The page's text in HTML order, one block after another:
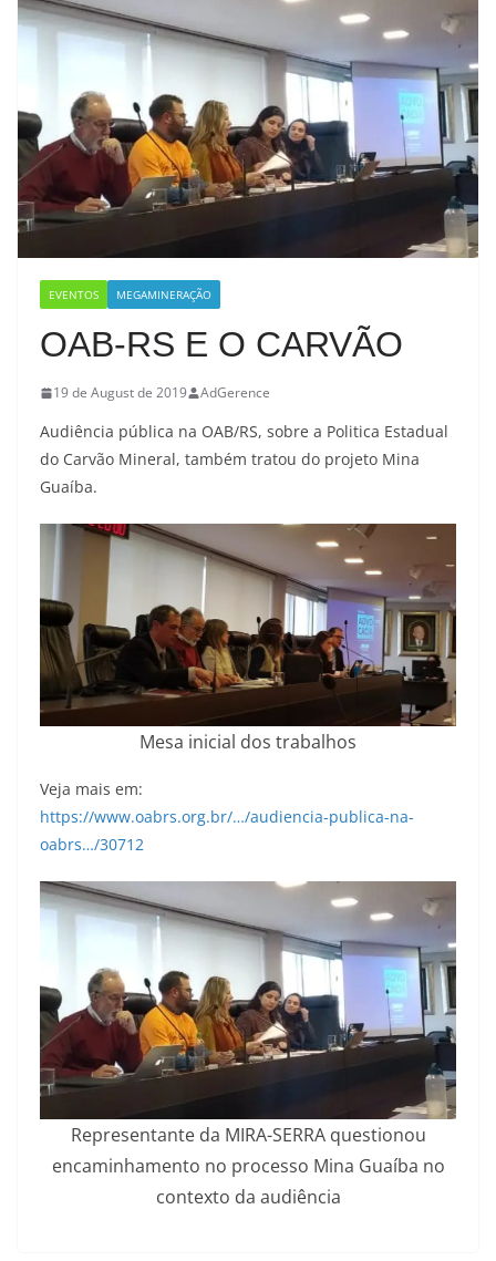
EVENTOS MEGAMINERAÇÃO
OAB-RS E O CARVÃO
19 de August de 2019 AdGerence
Audiência pública na OAB/RS, sobre a Politica Estadual
do Carvão Mineral, também tratou do projeto Mina
Guaíba.
Mesa inicial dos trabalhos
Veja mais em:
https://www.oabrs.org.br/…/audiencia-publica-na-
oabrs…/30712
Representante da MIRA-SERRA questionou
encaminhamento no processo Mina Guaíba no
contexto da audiência